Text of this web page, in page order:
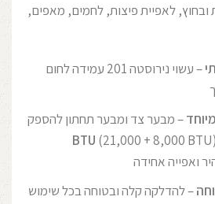
ובחוץ, לאפיית פיצות, לחמים, מאפים,
– עשוי נירוסטה 201 עמידה לחום
– מבער צד ומבער תחתון להספק
(21,000 + 8,000 BTU)
ואפייה אחידה
– להדלקה קלה ובטוחה בכל שימוש